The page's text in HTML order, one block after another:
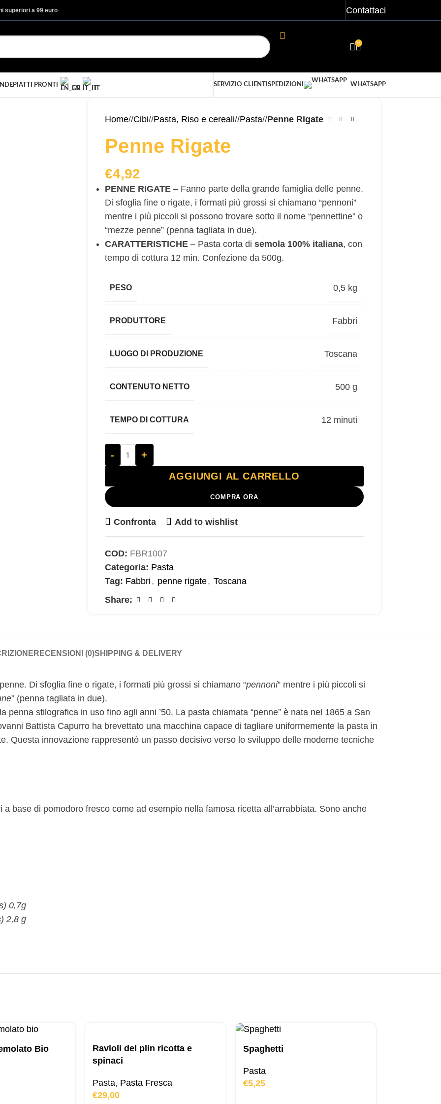
superiori a 99 euro Contattaci
0
PIATTI PRONTI
EN IT
SERVIZIO CLIENTI SPEDIZIONI WHATSAPP
Home/ Cibi/ Pasta, Riso e cereali/ Pasta/ Penne Rigate
Penne Rigate
€4,92
PENNE RIGATE– Fanno parte della grande famiglia delle penne.
Di sfoglia fine o rigate, i formati più grossi si chiamano “pennoni”
mentre i più piccoli si possono trovare sotto il nome “pennettine” o
“mezze penne” (penna tagliata in due).
CARATTERISTICHE– Pasta corta di semola 100% italiana, con
tempo di cottura 12 min. Confezione da 500g.
PESO 0,5 kg
PRODUTTORE Fabbri
LUOGO DI PRODUZIONE Toscana
CONTENUTO NETTO 500 g
TEMPO DI COTTURA 12 minuti
-
+
AGGIUNGI AL CARRELLO
COMPRA ORA
Confronta Add to wishlist
COD: FBR1007
Categoria: Pasta
Tag: Fabbri , penne rigate, Toscana
Share:
RECENSIONI (0)SHIPPING & DELIVERY
Di sfoglia fine o rigate, i formati più grossi si chiamano “pennoni” mentre i più piccoli si
” (penna tagliata in due).
stilografica in uso fino agli anni ’50. La pasta chiamata “penne” è nata nel 1865 a San
Battista Capurro ha brevettato una macchina capace di tagliare uniformemente la pasta in
Questa innovazione rappresentò un passo decisivo verso lo sviluppo delle moderne tecniche
base di pomodoro fresco come ad esempio nella famosa ricetta all’arrabbiata. Sono anche
0,7g
2,8 g
Bio
Ravioli del plin ricotta e
spinaci
Pasta, Pasta Fresca
€29,00
Spaghetti
Pasta
€5,25